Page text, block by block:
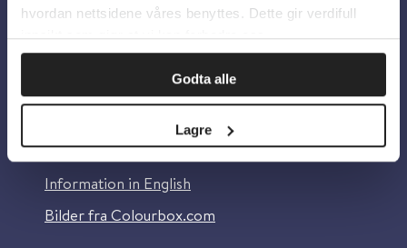
hvordan nettsidene våres benyttes. Dette gir verdifull
innsikt som gjør at vi kan forbedre oss.
Godta alle
Lagre
Om oss
Om Helsebiblioteket
Personvern og informasjonskapsler
Tilgjengelighetserklæring
Information in English
Bilder fra Colourbox.com